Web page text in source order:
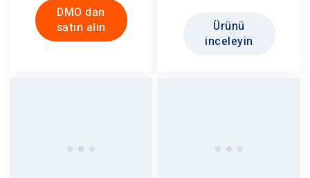
DMO dan
satın alın
Ürünü
inceleyin